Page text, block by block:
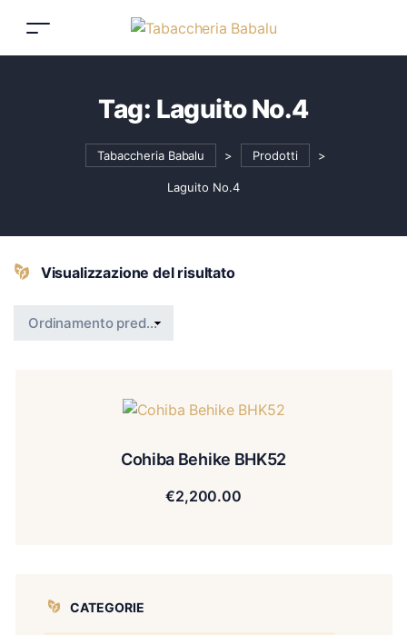
Tag: Laguito No.4
Tabaccheria Babalu > Prodotti >
Laguito No.4
Visualizzazione del risultato
Cohiba Behike BHK52
€2,200.00
CATEGORIE